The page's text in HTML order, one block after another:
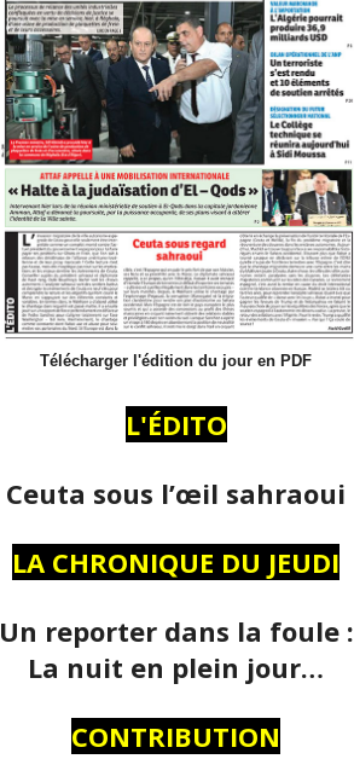
Télécharger l'édition du jour en PDF
L'ÉDITO
Ceuta sous l’œil sahraoui
LA CHRONIQUE DU JEUDI
Un reporter dans la foule :
La nuit en plein jour…
CONTRIBUTION